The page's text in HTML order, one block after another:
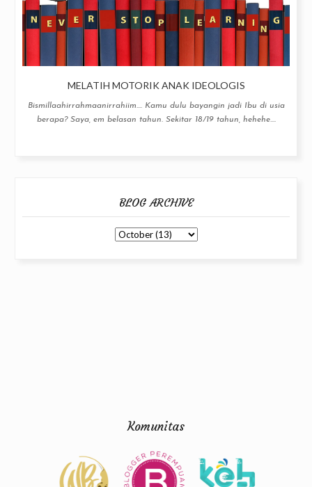
MELATIH MOTORIK ANAK IDEOLOGIS
Bismillaahirrahmaanirrahiim.... Kamu dulu bayangin jadi Ibu di usia
berapa? Saya, em belasan tahun. Sekitar 18/19 tahun, hehehe....
BLOG ARCHIVE
Komunitas